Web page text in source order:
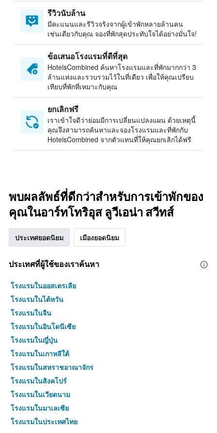
รีวิวนับล้าน
มีคะแนนและรีวิวจริงจากผู้เข้าพักหลายล้านคน
เช่นเดียวกับคุณ จองที่พักสุดประทับใจได้อย่างมั่นใจ!
ข้อเสนอโรงแรมที่ดีที่สุด
HotelsCombined ค้นหาโรงแรมและที่พักมากกว่า 3
ล้านแห่งและรวบรวมไว้ในที่เดียว เพื่อให้คุณเปรียบ
เทียบที่พักที่เหมาะกับคุณ
ยกเลิกฟรี
เราเข้าใจดีว่าย่อมมีการเปลี่ยนแปลงแผน ด้วยเหตุนี้
คุณจึงสามารถค้นหาและจองโรงแรมและที่พักกับ
HotelsCombined จากตัวแทนที่ให้คุณยกเลิกได้ฟรี
พบผลลัพธ์ที่ดีกว่าสำหรับการเข้าพักของ
คุณในอาร์ทโทริอุส ลูวีเอน่า สวีทส์
ประเทศยอดนิยม เมืองยอดนิยม
ประเทศที่ผู้ใช้ของเราค้นหา
โรงแรมในออสเตรเลีย
โรงแรมในไต้หวัน
โรงแรมในจีน
โรงแรมในอินโดนีเซีย
โรงแรมในญี่ปุ่น
โรงแรมในเกาหลีใต้
โรงแรมในสหราชอาณาจักร
โรงแรมในสิงคโปร์
โรงแรมในเวียดนาม
โรงแรมในมาเลเซีย
โรงแรมในประเทศไทย